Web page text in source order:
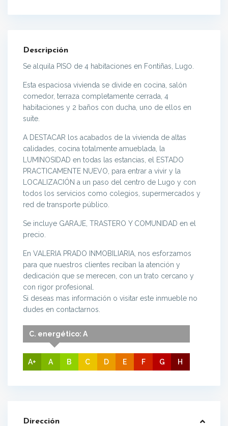
Descripción
Se alquila PISO de 4 habitaciones en Fontiñas, Lugo.
Esta espaciosa vivienda se divide en cocina, salón
comedor, terraza completamente cerrada, 4
habitaciones y 2 baños con ducha, uno de ellos en
suite.
A DESTACAR los acabados de la vivienda de altas
calidades, cocina totalmente amueblada, la
LUMINOSIDAD en todas las estancias, el ESTADO
PRACTICAMENTE NUEVO, para entrar a vivir y la
LOCALIZACIÓN a un paso del centro de Lugo y con
todos los servicios como colegios, supermercados y
red de transporte público.
Se incluye GARAJE, TRASTERO Y COMUNIDAD en el
precio.
En VALERIA PRADO INMOBILIARIA, nos esforzamos
para que nuestros clientes reciban la atención y
dedicación que se merecen, con un trato cercano y
con rigor profesional.
Si deseas mas información o visitar este inmueble no
dudes en contactarnos.
A+
C. energético: A
A B C D E F G H
Dirección